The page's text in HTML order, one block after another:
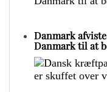
Danmark
Danmark til at